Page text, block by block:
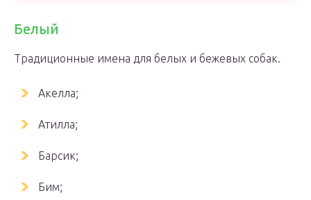
Белый
Традиционные имена для белых и бежевых собак.
Акелла;
Атилла;
Барсик;
Бим;